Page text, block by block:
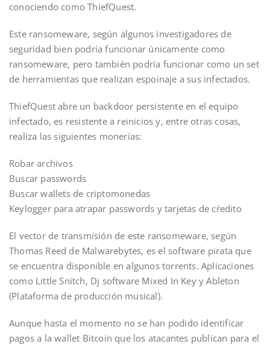
conociendo como ThiefQuest.
Este ransomeware, según algunos investigadores de
seguridad bien podría funcionar únicamente como
ransomeware, pero también podría funcionar como un set
de herramientas que realizan espoinaje a sus infectados.
ThiefQuest abre un backdoor persistente en el equipo
infectado, es resistente a reinicios y, entre otras cosas,
realiza las siguientes monerías:
Robar archivos
Buscar passwords
Buscar wallets de criptomonedas
Keylogger para atrapar passwords y tarjetas de cŕedito
El vector de transmisión de este ransomeware, según
Thomas Reed de Malwarebytes, es el software pirata que
se encuentra disponible en algunos torrents. Aplicaciones
como Little Snitch, Dj software Mixed In Key y Ableton
(Plataforma de producción musical).
Aunque hasta el momento no se han podido identificar
pagos a la wallet Bitcoin que los atacantes publican para el